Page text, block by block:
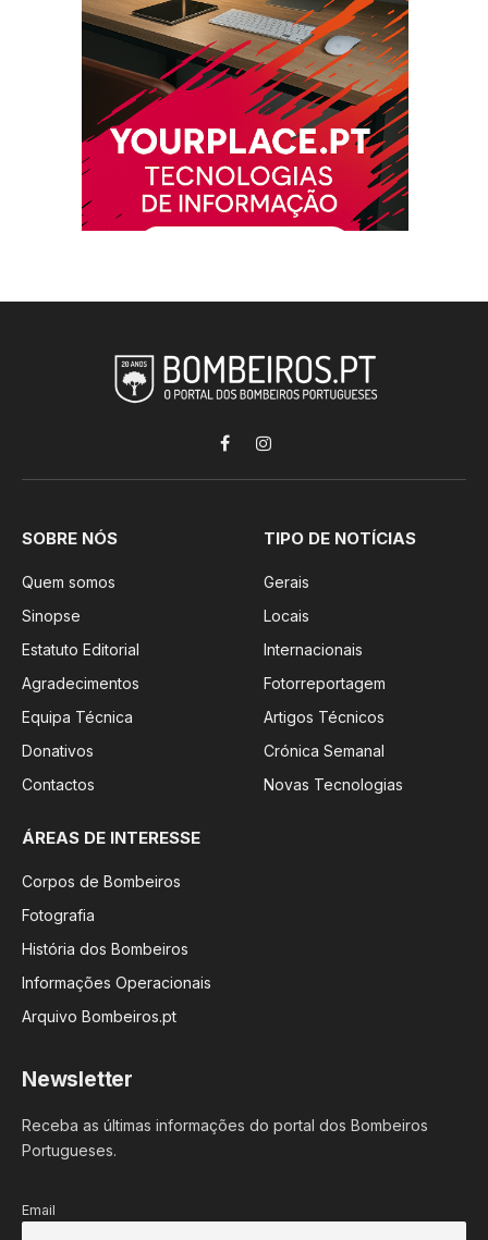
FacebookInstagram
SOBRE NÓS
Quem somos
Sinopse
Estatuto Editorial
Agradecimentos
Equipa Técnica
Donativos
Contactos
TIPO DE NOTÍCIAS
Gerais
Locais
Internacionais
Fotorreportagem
Artigos Técnicos
Crónica Semanal
Novas Tecnologias
ÁREAS DE INTERESSE
Corpos de Bombeiros
Fotografia
História dos Bombeiros
Informações Operacionais
Arquivo Bombeiros.pt
Newsletter
Receba as últimas informações do portal dos Bombeiros
Portugueses.
Email